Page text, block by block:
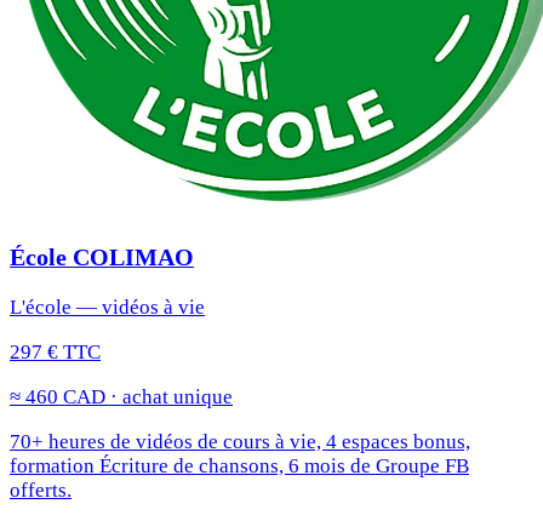
École COLIMAO
L'école — vidéos à vie
297 € TTC
≈ 460 CAD · achat unique
70+ heures de vidéos de cours à vie, 4 espaces bonus,
formation Écriture de chansons, 6 mois de Groupe FB
offerts.